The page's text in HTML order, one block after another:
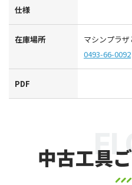
仕様
在庫場所
マシンプラザ
0493-66-0092
PDF
中古工具